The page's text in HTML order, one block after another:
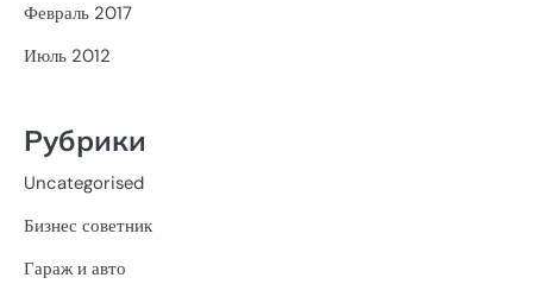
Февраль 2017
Июль 2012
Рубрики
Uncategorised
Бизнес советник
Гараж и авто